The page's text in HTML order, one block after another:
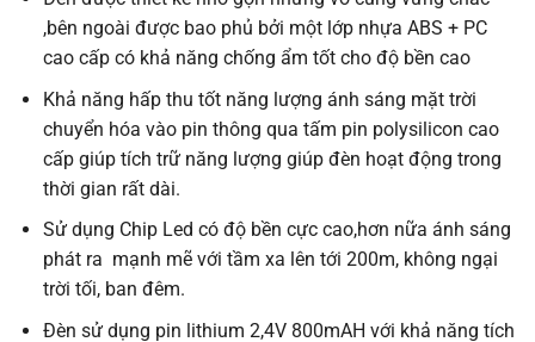
,bên ngoài được bao phủ bởi một lớp nhựa ABS + PC
cao cấp có khả năng chống ẩm tốt cho độ bền cao
Khả năng hấp thu tốt năng lượng ánh sáng mặt trời
chuyển hóa vào pin thông qua tấm pin polysilicon cao
cấp giúp tích trữ năng lượng giúp đèn hoạt động trong
thời gian rất dài.
Sử dụng Chip Led có độ bền cực cao,hơn nữa ánh sáng
phát ra mạnh mẽ với tầm xa lên tới 200m, không ngại
trời tối, ban đêm.
Đèn sử dụng pin lithium 2,4V 800mAH với khả năng tích